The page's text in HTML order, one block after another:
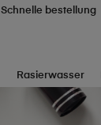
Schnelle bestellung
Rasierwasser